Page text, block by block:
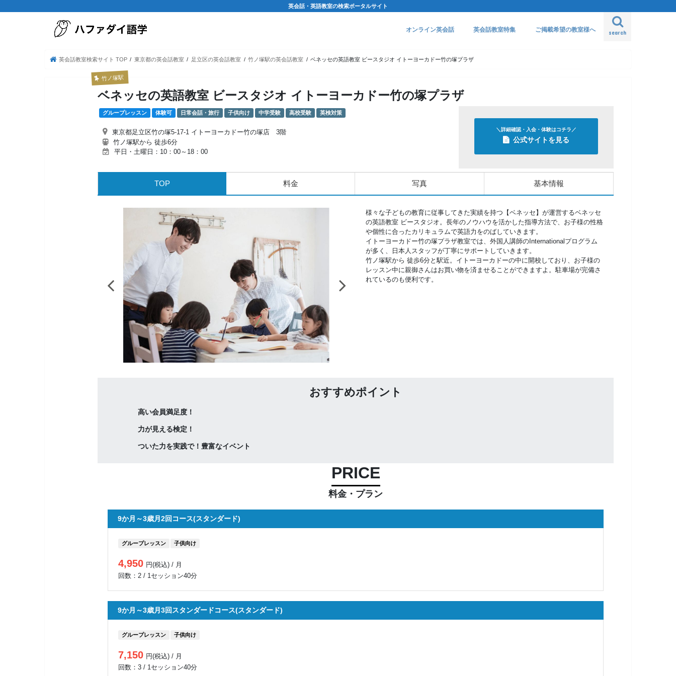
英会話・英語教室の検索ポータルサイト
search
オンライン英会話 英会話教室特集 ご掲載希望の教室様へ
英会話教室検索サイト TOP 東京都の英会話教室 足立区の英会話教室 竹ノ塚駅の英会話教室 ベネッセの英語教室 ビースタジオ イトーヨーカドー竹の塚プラザ
竹ノ塚駅
ベネッセの英語教室 ビースタジオ イトーヨーカドー竹の塚プラザ
グループレッスン 体験可 日常会話・旅行 子供向け 中学受験 高校受験 英検対策
東京都足立区竹の塚5-17-1 イトーヨーカドー竹の塚店 3階
竹ノ塚駅から 徒歩6分
平日・土曜日：10：00～18：00
＼詳細確認・入会・体験はコチラ／
公式サイトを見る
TOP 料金 写真 基本情報
様々な子どもの教育に従事してきた実績を持つ【ベネッセ】が運営するベネッセ
の英語教室 ビースタジオ。長年のノウハウを活かした指導方法で、お子様の性格
や個性に合ったカリキュラムで英語力をのばしていきます。
イトーヨーカドー竹の塚プラザ教室では、外国人講師のInternationalプログラム
が多く、日本人スタッフが丁寧にサポートしていきます。
竹ノ塚駅から 徒歩6分と駅近。イトーヨーカドーの中に開校しており、お子様の
レッスン中に親御さんはお買い物を済ませることができますよ。駐車場が完備さ
れているのも便利です。
おすすめポイント
高い会員満足度！
力が見える検定！
ついた力を実践で！豊富なイベント
PRICE
料金・プラン
9か月～3歳月2回コース(スタンダード)
グループレッスン 子供向け
4,950 円(税込) / 月
回数：2 / 1セッション40分
9か月～3歳月3回スタンダードコース(スタンダード)
グループレッスン 子供向け
7,150 円(税込) / 月
回数：3 / 1セッション40分